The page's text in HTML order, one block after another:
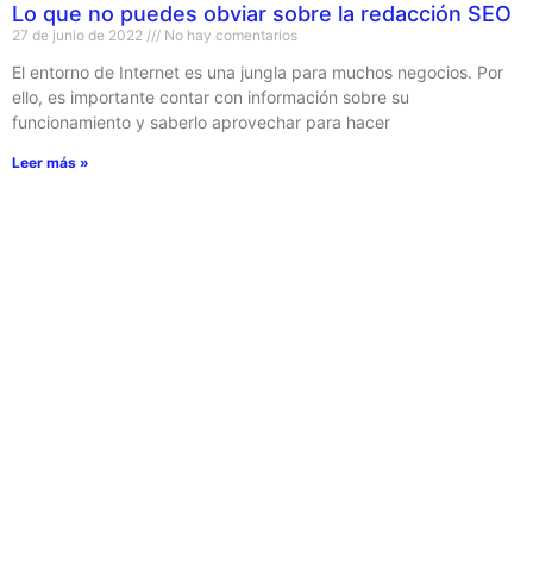
Lo que no puedes obviar sobre la redacción SEO
27 de junio de 2022 No hay comentarios
El entorno de Internet es una jungla para muchos negocios. Por
ello, es importante contar con información sobre su
funcionamiento y saberlo aprovechar para hacer
Leer más »